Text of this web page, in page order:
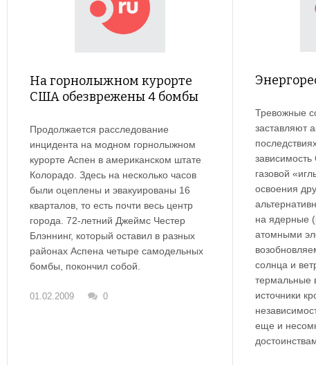
На горнолыжном курорте
США обезврежены 4 бомбы
Продолжается расследование
инцидента на модном горнолыжном
курорте Аспен в американском штате
Колорадо. Здесь на несколько часов
были оцеплены и эвакуированы 16
кварталов, то есть почти весь центр
города. 72-летний Джеймс Честер
Блэннинг, который оставил в разных
районах Аспена четыре самодельных
бомбы, покончил собой.
01.02.2009 0
Тревожные
заставляют
газовой
освоения
на ядерные
атомными
солнца и
термальные
источники
еще и